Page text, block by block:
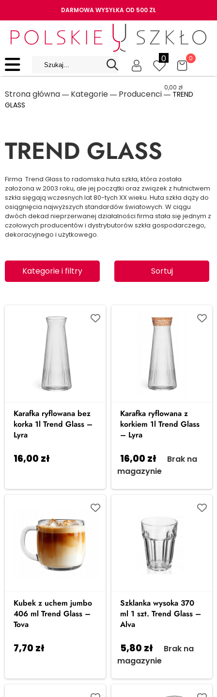
DARMOWA WYSYŁKA OD 500 ZŁ
0 0
0,00 zł
Strona główna ― Kategorie ― Producenci ― TREND
GLASS
TREND GLASS
Firma Trend Glass to radomska huta szkła, która została
założona w 2003 roku, ale jej początki oraz związek z hutnictwem
szkła sięgają wczesnych lat 80-tych XX wieku. Huta szkła dąży do
osiągnięcia najwyższych standardów światowych. W ciągu
dwóch dekad nieprzerwanej działalności firma stała się jednym z
czołowych producentów i dystrybutorów szkła gospodarczego,
dekoracyjnego i użytkowego.
Kategorie i filtry Sortuj
Karafka ryflowana bez
korka 1l Trend Glass –
Lyra
16,00 zł
Karafka ryflowana z
korkiem 1l Trend Glass
– Lyra
16,00 zł
Brak na
magazynie
Kubek z uchem jumbo
406 ml Trend Glass –
Tova
7,70 zł
Szklanka wysoka 370
ml 1 szt. Trend Glass –
Alva
5,80 zł
Brak na
magazynie